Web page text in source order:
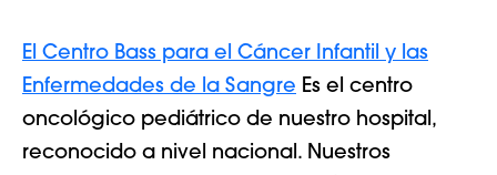
El Centro Bass para el Cáncer Infantil y las
Enfermedades de la Sangre Es el centro
oncológico pediátrico de nuestro hospital,
reconocido a nivel nacional. Nuestros